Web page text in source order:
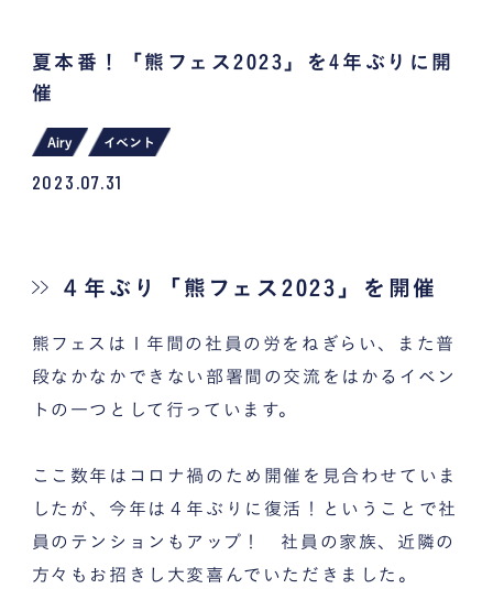
夏本番！「熊フェス2023」を4年ぶりに開
催
2023.07.31
Airy イベント
４年ぶり「熊フェス2023」を開催
熊フェスは１年間の社員の労をねぎらい、また普
段なかなかできない部署間の交流をはかるイベン
トの一つとして行っています。
ここ数年はコロナ禍のため開催を見合わせていま
したが、今年は４年ぶりに復活！ということで社
員のテンションもアップ！ 社員の家族、近隣の
方々もお招きし大変喜んでいただきました。